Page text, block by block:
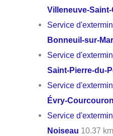
Villeneuve-
Service
Bonneuil-sur-
Service
Saint-Pierre-du-
Service
Évry-
Service
Noiseau 10.37